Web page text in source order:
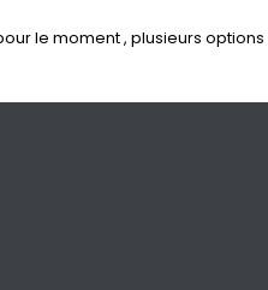
le moment , plusieurs options